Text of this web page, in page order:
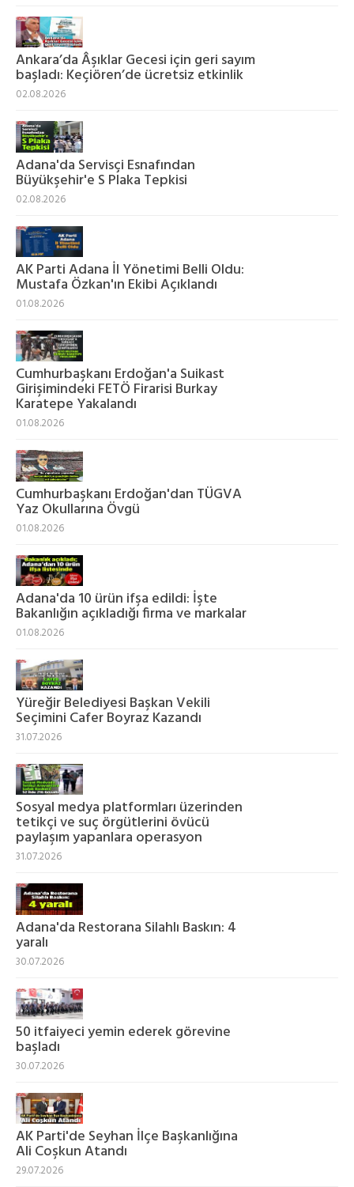
Ankara’da Âşıklar Gecesi için geri sayım
başladı: Keçiören’de ücretsiz etkinlik
02.08.2026
Adana'da Servisçi Esnafından
Büyükşehir'e S Plaka Tepkisi
02.08.2026
AK Parti Adana İl Yönetimi Belli Oldu:
Mustafa Özkan'ın Ekibi Açıklandı
01.08.2026
Cumhurbaşkanı Erdoğan'a Suikast
Girişimindeki FETÖ Firarisi Burkay
Karatepe Yakalandı
01.08.2026
Cumhurbaşkanı Erdoğan'dan TÜGVA
Yaz Okullarına Övgü
01.08.2026
Adana'da 10 ürün ifşa edildi: İşte
Bakanlığın açıkladığı firma ve markalar
01.08.2026
Yüreğir Belediyesi Başkan Vekili
Seçimini Cafer Boyraz Kazandı
31.07.2026
Sosyal medya platformları üzerinden
tetikçi ve suç örgütlerini övücü
paylaşım yapanlara operasyon
31.07.2026
Adana'da Restorana Silahlı Baskın: 4
yaralı
30.07.2026
50 itfaiyeci yemin ederek görevine
başladı
30.07.2026
AK Parti'de Seyhan İlçe Başkanlığına
Ali Coşkun Atandı
29.07.2026